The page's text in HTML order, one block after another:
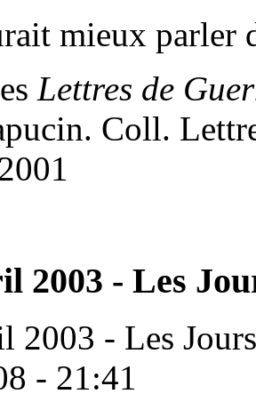
mieux parler
Lettres de
Coll.
2003 - Les
2003 - Les
- 21:41